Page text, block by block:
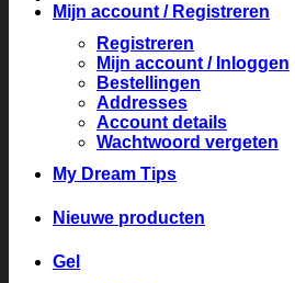
Mijn account / Registreren
Registreren
Mijn account / Inloggen
Bestellingen
Addresses
Account details
Wachtwoord vergeten
My Dream Tips
Nieuwe producten
Gel